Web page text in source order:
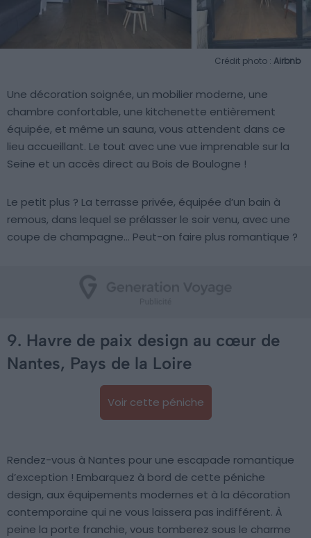
Crédit photo : Airbnb
Une décoration soignée, un mobilier moderne, une
chambre confortable, une kitchenette entièrement
équipée, et même un sauna, vous attendent dans ce
lieu accueillant. Le tout avec une vue imprenable sur la
Seine et un accès direct au Bois de Boulogne !
Le petit plus ? La terrasse privée, équipée d’un bain à
remous, dans lequel se prélasser le soir venu, avec une
coupe de champagne… Peut-on faire plus romantique ?
9. Havre de paix design au cœur de
Nantes, Pays de la Loire
Voir cette péniche
Rendez-vous à Nantes pour une escapade romantique
d’exception ! Embarquez à bord de cette péniche
design, aux équipements modernes et à la décoration
contemporaine qui ne vous laissera pas indifférent. À
peine la porte franchie, vous tomberez sous le charme